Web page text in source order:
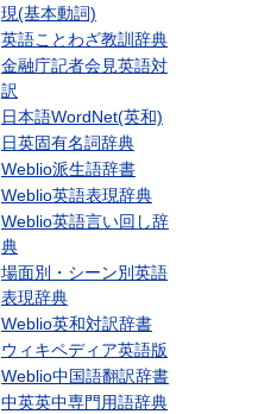
現(基本動詞)
英語ことわざ教訓辞典
金融庁記者会見英語対
訳
日本語WordNet(英和)
日英固有名詞辞典
Weblio派生語辞書
Weblio英語表現辞典
Weblio英語言い回し辞
典
場面別・シーン別英語
表現辞典
Weblio英和対訳辞書
ウィキペディア英語版
Weblio中国語翻訳辞書
中英英中専門用語辞典